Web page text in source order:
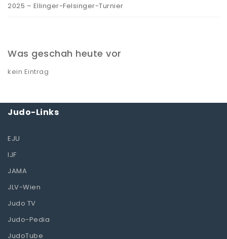
2025 – Ellinger-Felsinger-Turnier
Was geschah heute vor
kein Eintrag
Judo-Links
EJU
IJF
JAMA
JLV-Wien
Judo TV
Judo-Pedia
JudoTube